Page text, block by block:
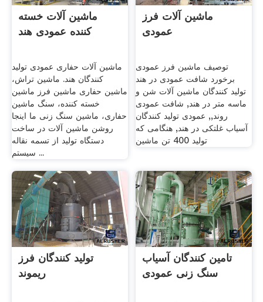
ماشین آلات خسته
کننده عمودی هند
ماشین آلات حفاری عمودی تولید
کنندگان هند. ماشین تراش،
ماشین حفاری ماشین فرز ماشین
خسته کننده، سنگ ماشین
حفاری، ماشین سنگ زنی ما اینجا
روشن ماشین آلات در ساخت
دستگاه تولید از تسمه نقاله
سیستم ...
ماشین آلات فرز
عمودی
توصیف ماشین فرز عمودی
برخورد شافت عمودی در هند
تولید کنندگان ماشین آلات شن و
ماسه متر در هند, شافت عمودی
روند,, عمودی تولید کنندگان
آسیاب غلتکی در هند, هنگامی که
تولید 400 تن ماشین
تولید کنندگان فرز
ریموند
تامین کنندگان آسیاب
سنگ زنی عمودی